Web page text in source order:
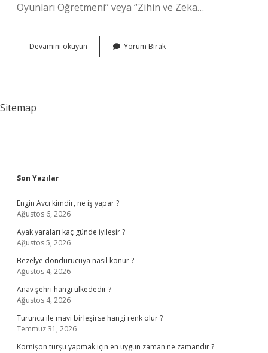
Oyunları Öğretmeni” veya “Zihin ve Zeka…
Devamını okuyun
Akıl
Yorum Bırak
Sitemap
Sidebar
Son Yazılar
Engin Avcı kimdir, ne iş yapar ?
Ağustos 6, 2026
Ayak yaraları kaç günde iyileşir ?
Ağustos 5, 2026
Bezelye dondurucuya nasıl konur ?
Ağustos 4, 2026
Anav şehri hangi ülkededir ?
Ağustos 4, 2026
Turuncu ile mavi birleşirse hangi renk olur ?
Temmuz 31, 2026
Kornişon turşu yapmak için en uygun zaman ne zamandır ?